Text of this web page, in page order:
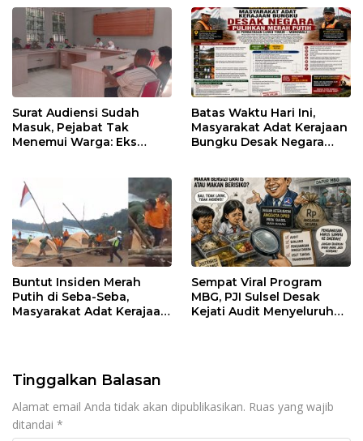
Surat Audiensi Sudah
Masuk, Pejabat Tak
Menemui Warga: Eks
Transmigrasi Luwu Timur
Batas Waktu Hari Ini,
Masyarakat Adat Kerajaan
Bungku Desak Negara
Buntut Insiden Merah
Putih di Seba-Seba,
Masyarakat Adat Kerajaan
Sempat Viral Program
MBG, PJI Sulsel Desak
Kejati Audit Menyeluruh
Tinggalkan Balasan
Alamat email Anda tidak akan dipublikasikan. Ruas yang wajib
ditandai *